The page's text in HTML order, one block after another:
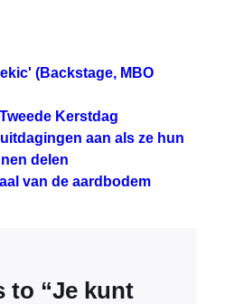
(Backstage, MBO
Kerstdag
aan als ze hun
delen
van de aardbodem
to “Je kunt